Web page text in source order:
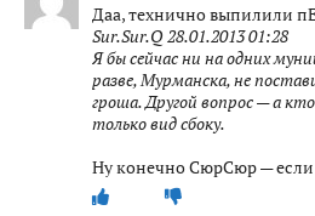
Даа, технично выпилили
Sur.Sur.Q 28.01.2013 01:28
Я бы сейчас ни на одних
разве, Мурманска, не
гроша. Другой вопрос — а
только вид сбоку.
Ну конечно СюрСюр — если